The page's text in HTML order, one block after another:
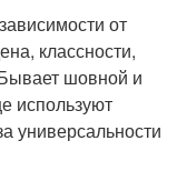
от
классности,
шовной и
используют
универсальности